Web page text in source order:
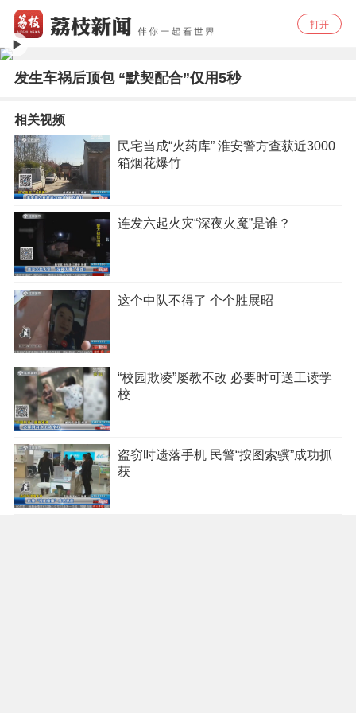
打开
发生车祸后顶包 “默契配合”仅用5秒
相关视频
民宅当成“火药库” 淮安警方查获近3000
箱烟花爆竹
连发六起火灾“深夜火魔”是谁？
这个中队不得了 个个胜展昭
“校园欺凌”屡教不改 必要时可送工读学
校
盗窃时遗落手机 民警“按图索骥”成功抓
获